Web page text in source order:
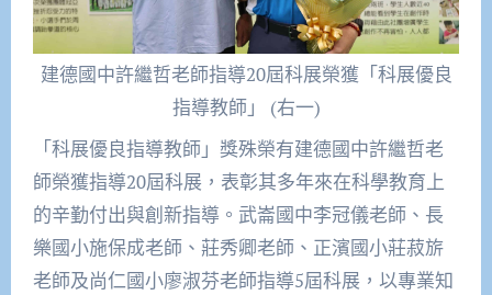
建德國中許繼哲老師指導20屆科展榮獲「科展優良
指導教師」 (右一)
「科展優良指導教師」獎殊榮有建德國中許繼哲老
師榮獲指導20屆科展，表彰其多年來在科學教育上
的辛勤付出與創新指導。武崙國中李冠儀老師、長
樂國小施保成老師、莊秀卿老師、正濱國小莊菽旂
老師及尚仁國小廖淑芬老師指導5屆科展，以專業知